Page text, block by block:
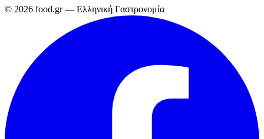
© 2026 food.gr — Ελληνική Γαστρονομία